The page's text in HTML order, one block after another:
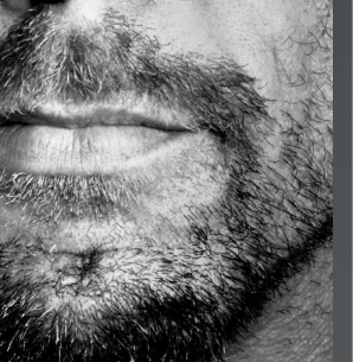
קרדיט תמונות: David Goehring